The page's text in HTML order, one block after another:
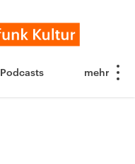
Podcasts